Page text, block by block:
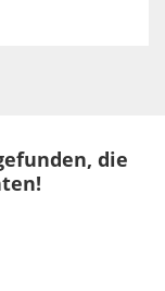
die